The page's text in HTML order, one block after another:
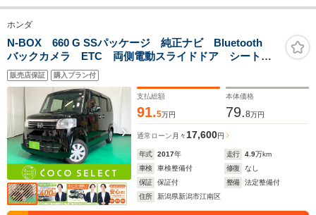
ホンダ
N-BOX 660 G SSパッケージ 純正ナビ Bluetooth
バックカメラ ETC 両側電動スライドドア シートヒ
ーター スマートキー フルセグ ESC 電動格納ミラ
ー
販売店保証 購入プラン付
支払総額
91.5万円
本体価格
79.8万円
通常ローン 月々 17,600円
年式 2017年 走行 4.9万km
車検
車検整備付 修復
なし
保証
保証付 整備
法定整備付
住所
新潟県新潟市江南区